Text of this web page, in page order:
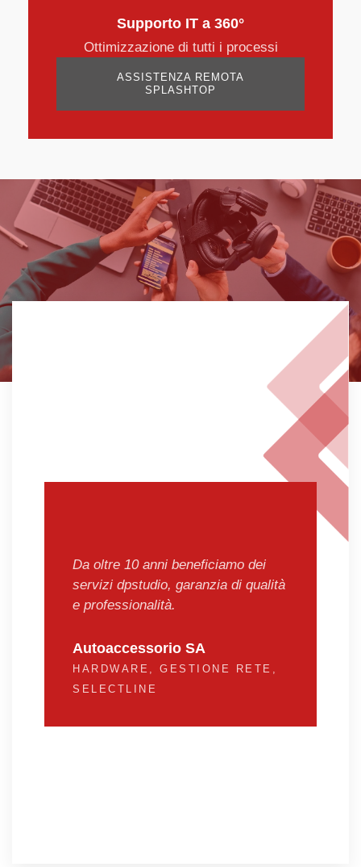
Supporto IT a 360°
Ottimizzazione di tutti i processi
ASSISTENZA REMOTA
SPLASHTOP
Da oltre 10 anni beneficiamo dei
servizi dpstudio, garanzia di qualità
e professionalità.
Autoaccessorio SA
HARDWARE, GESTIONE RETE,
SELECTLINE